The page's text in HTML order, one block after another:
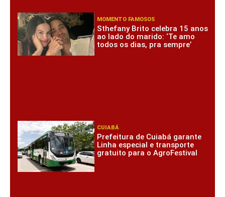
MOMENTO FAMOSOS
Sthefany Brito celebra 15 anos
ao lado do marido: ‘Te amo
todos os dias, pra sempre’
CUIABÁ
Prefeitura de Cuiabá garante
Linha especial e transporte
gratuito para o AgroFestival